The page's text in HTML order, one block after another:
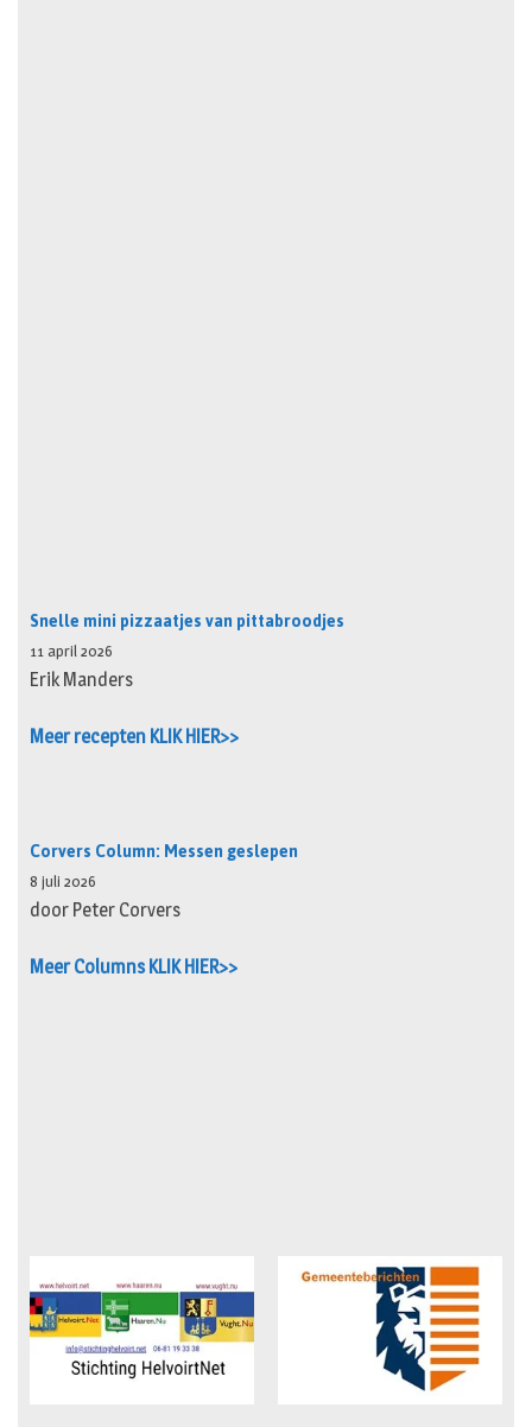
Snelle mini pizzaatjes van pittabroodjes
11 april 2026
Erik Manders
Meer recepten KLIK HIER>>
Corvers Column: Messen geslepen
8 juli 2026
door Peter Corvers
Meer Columns KLIK HIER>>